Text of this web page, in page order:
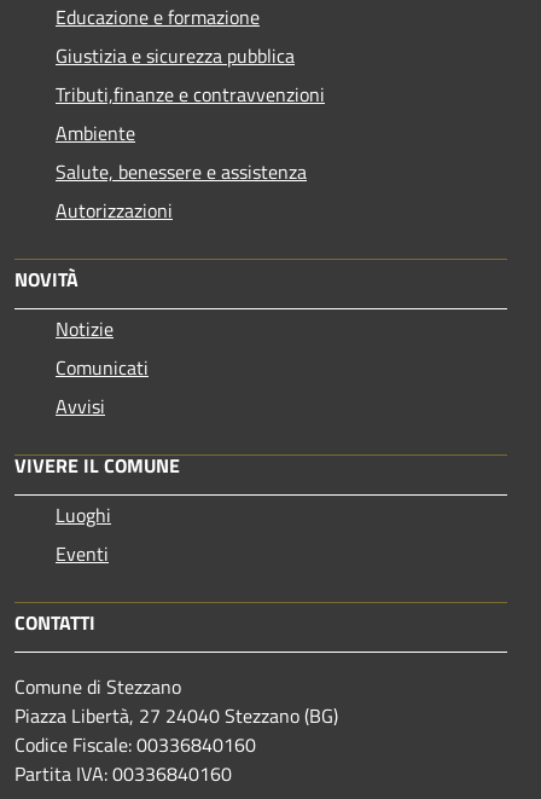
Educazione e formazione
Giustizia e sicurezza pubblica
Tributi,finanze e contravvenzioni
Ambiente
Salute, benessere e assistenza
Autorizzazioni
NOVITÀ
Notizie
Comunicati
Avvisi
VIVERE IL COMUNE
Luoghi
Eventi
CONTATTI
Comune di Stezzano
Piazza Libertà, 27 24040 Stezzano (BG)
Codice Fiscale: 00336840160
Partita IVA: 00336840160